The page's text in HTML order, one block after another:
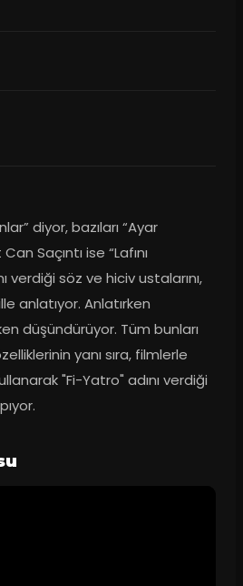
diyor, bazıları “Ayar
Saçıntı ise “Lafını
verdiği söz ve hiciv ustalarını,
anlatıyor. Anlatırken
düşündürüyor. Tüm bunları
yanı sıra, filmlerle
"Fi-Yatro" adını verdiği